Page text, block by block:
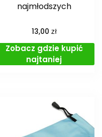
najmłodszych
13,00 zł
Zobacz gdzie kupić
najtaniej